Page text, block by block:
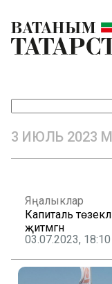
3 ИЮЛЬ 2023
Яңалыклар
Капиталь
җитмәгән
03.07.2023, 18:10